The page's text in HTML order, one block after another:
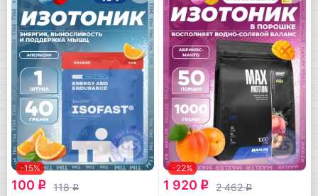
-15%
100 q 118q
-22%
1 920 q 2 462q